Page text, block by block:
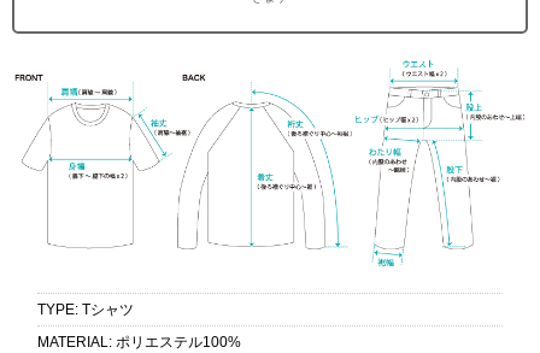
TYPE: Tシャツ
MATERIAL: ポリエステル100%